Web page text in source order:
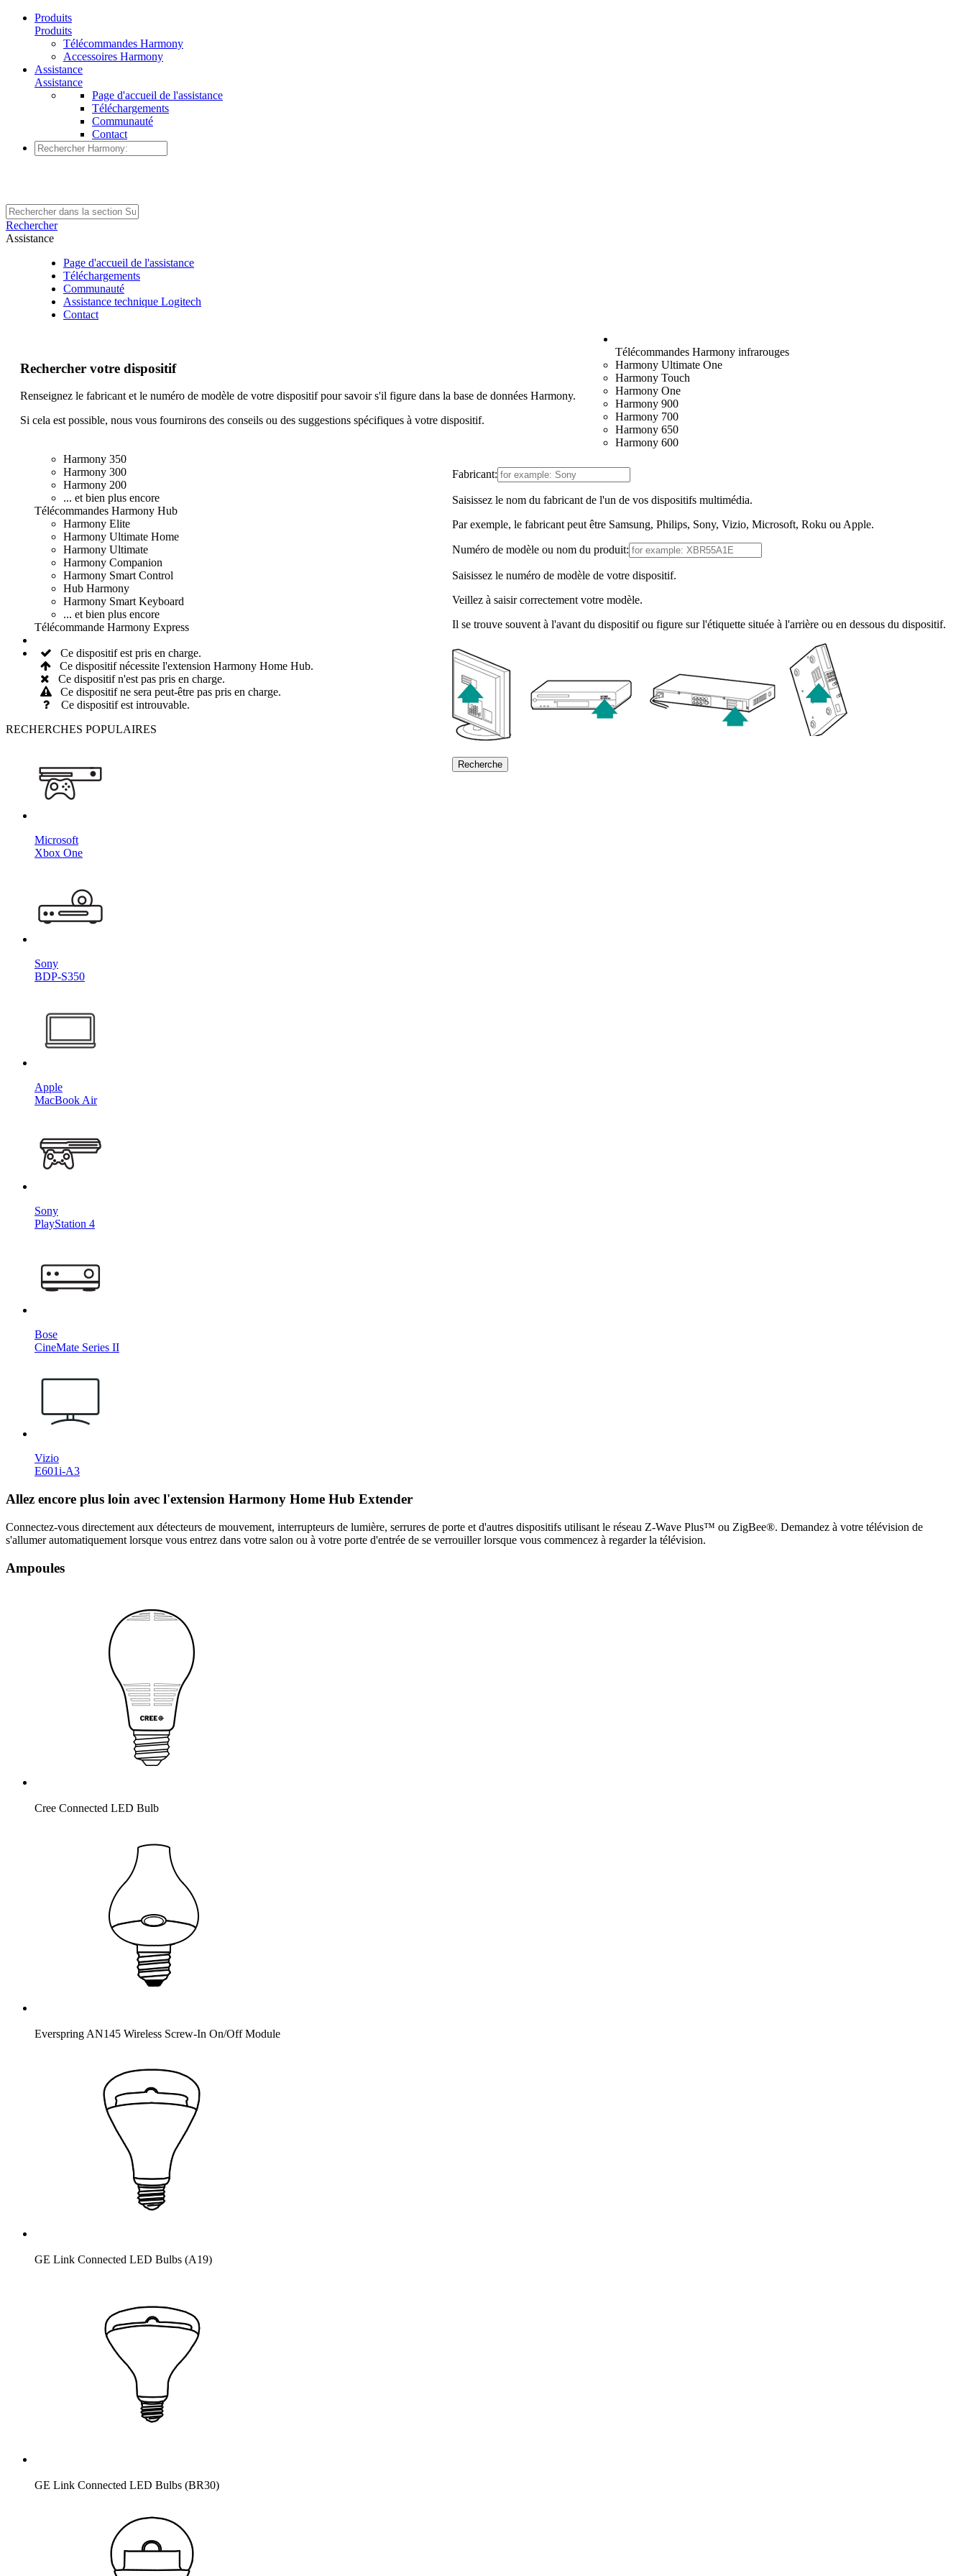
Produits
Produits
Télécommandes Harmony
Accessoires Harmony
Assistance
Assistance
Page d'accueil de l'assistance
Téléchargements
Communauté
Contact
Rechercher
Assistance
Page d'accueil de l'assistance
Téléchargements
Communauté
Assistance technique Logitech
Contact
Rechercher votre dispositif
Renseignez le fabricant et le numéro de modèle de votre dispositif pour savoir s'il figure dans la base de données Harmony.
Si cela est possible, nous vous fournirons des conseils ou des suggestions spécifiques à votre dispositif.
Fabricant:
Saisissez le nom du fabricant de l'un de vos dispositifs multimédia.
Par exemple, le fabricant peut être Samsung, Philips, Sony, Vizio, Microsoft, Roku ou Apple.
Numéro de modèle ou nom du produit:
Saisissez le numéro de modèle de votre dispositif.
Veillez à saisir correctement votre modèle.
Il se trouve souvent à l'avant du dispositif ou figure sur l'étiquette située à l'arrière ou en dessous du dispositif.
Recherche
Télécommandes Harmony infrarouges
Harmony Ultimate One
Harmony Touch
Harmony One
Harmony 900
Harmony 700
Harmony 650
Harmony 600
Harmony 350
Harmony 300
Harmony 200
... et bien plus encore
Télécommandes Harmony Hub
Harmony Elite
Harmony Ultimate Home
Harmony Ultimate
Harmony Companion
Harmony Smart Control
Hub Harmony
Harmony Smart Keyboard
... et bien plus encore
Télécommande Harmony Express
Ce dispositif est pris en charge.
Ce dispositif nécessite l'extension Harmony Home Hub.
Ce dispositif n'est pas pris en charge.
Ce dispositif ne sera peut-être pas pris en charge.
Ce dispositif est introuvable.
RECHERCHES POPULAIRES
Microsoft
Xbox One
Sony
BDP-S350
Apple
MacBook Air
Sony
PlayStation 4
Bose
CineMate Series II
Vizio
E601i-A3
Allez encore plus loin avec l'extension Harmony Home Hub Extender
Connectez-vous directement aux détecteurs de mouvement, interrupteurs de lumière, serrures de porte et d'autres dispositifs utilisant le réseau Z-Wave Plus™ ou ZigBee®. Demandez à votre télévision de
s'allumer automatiquement lorsque vous entrez dans votre salon ou à votre porte d'entrée de se verrouiller lorsque vous commencez à regarder la télévision.
Ampoules
Cree Connected LED Bulb
Everspring AN145 Wireless Screw-In On/Off Module
GE Link Connected LED Bulbs (A19)
GE Link Connected LED Bulbs (BR30)